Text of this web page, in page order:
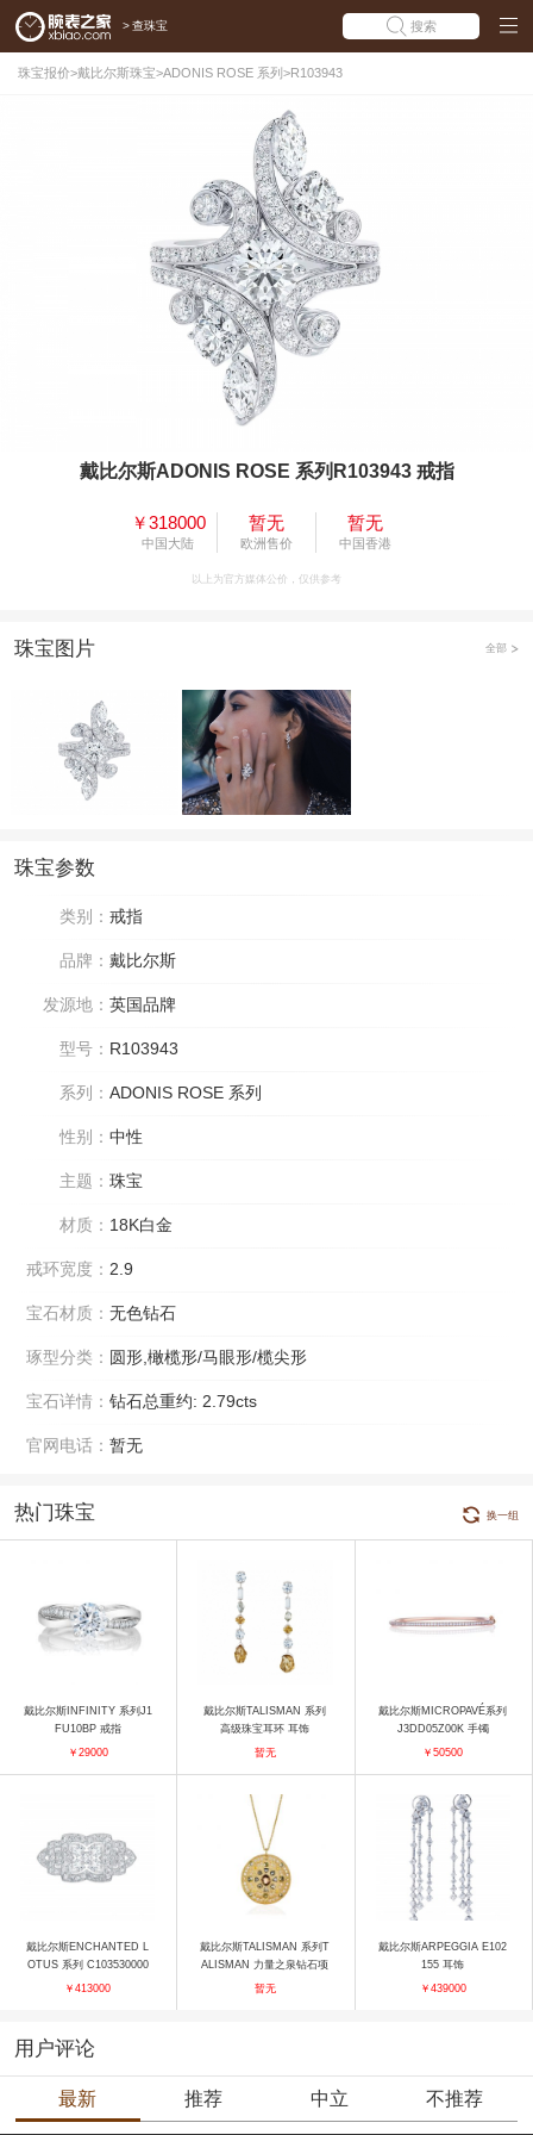
> 查珠宝 搜索
珠宝报价>戴比尔斯珠宝>ADONIS ROSE 系列 >R103943
戴比尔斯ADONIS ROSE 系列R103943 戒指
￥318000
中国大陆
暂无
欧洲售价
暂无
中国香港
以上为官方媒体公价，仅供参考
珠宝图片 全部
珠宝参数
类别： 戒指
品牌： 戴比尔斯
发源地： 英国品牌
型号： R103943
系列： ADONIS ROSE 系列
性别： 中性
主题： 珠宝
材质： 18K白金
戒环宽度： 2.9
宝石材质： 无色钻石
琢型分类： 圆形,橄榄形/马眼形/榄尖形
宝石详情： 钻石总重约: 2.79cts
官网电话： 暂无
热门珠宝 换一组
戴比尔斯INFINITY 系列J1
FU10BP 戒指
￥29000
戴比尔斯TALISMAN 系列
高级珠宝耳环 耳饰
暂无
戴比尔斯MICROPAVÉ系列
J3DD05Z00K 手镯
￥50500
戴比尔斯ENCHANTED L
OTUS 系列 C103530000
胸针
￥413000
戴比尔斯TALISMAN 系列T
ALISMAN 力量之泉钻石项
链 项链
暂无
戴比尔斯ARPEGGIA E102
155 耳饰
￥439000
用户评论
最新 推荐 中立 不推荐